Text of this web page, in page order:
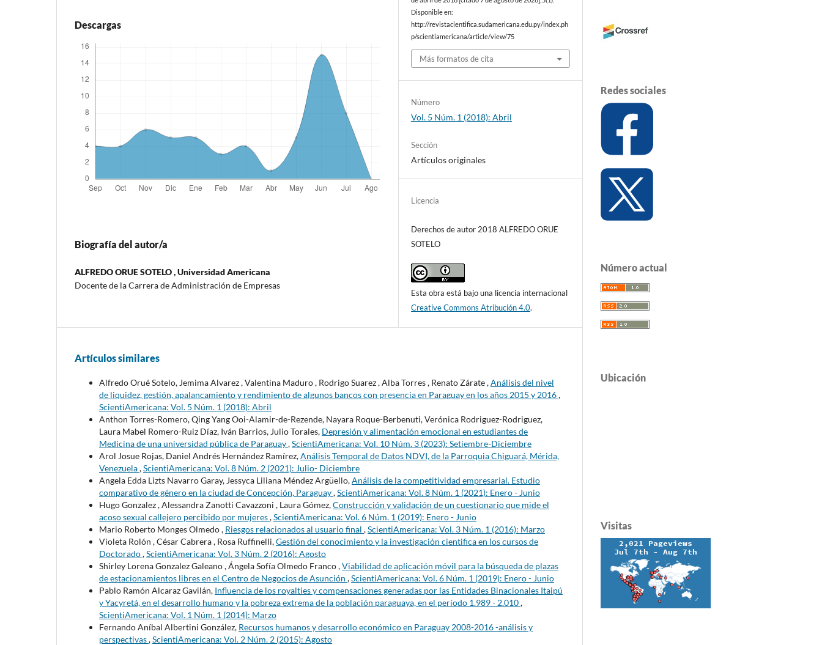
Descargas
Biografía del autor/a
ALFREDO ORUE SOTELO ,Universidad Americana
Docente de la Carrera de Administración de Empresas
Disponible en:
http://revistacientifica.sudamericana.edu.py/index.ph
p/scientiamericana/article/view/75
Más formatos de cita
Número
Vol. 5 Núm. 1 (2018): Abril
Sección
Artículos originales
Licencia
Derechos de autor 2018 ALFREDO ORUE
SOTELO
Esta obra está bajo una licencia internacional
Creative Commons Atribución 4.0.
Artículos similares
Alfredo Orué Sotelo, Jemima Alvarez , Valentina Maduro , Rodrigo Suarez , Alba Torres , Renato Zárate ,Análisis del nivel
de liquidez, gestión, apalancamiento y rendimiento de algunos bancos con presencia en Paraguay en los años 2015 y 2016,
ScientiAmericana: Vol. 5 Núm. 1 (2018): Abril
Anthon Torres-Romero, Qing Yang Ooi-Alamir-de-Rezende, Nayara Roque-Berbenuti, Verónica Rodriguez-Rodriguez,
Laura Mabel Romero-Ruiz Díaz, Iván Barrios, Julio Torales, Depresión y alimentación emocional en estudiantes de
Medicina de una universidad pública de Paraguay,ScientiAmericana: Vol. 10 Núm. 3 (2023): Setiembre-Diciembre
Arol Josue Rojas, Daniel Andrés Hernández Ramírez,Análisis Temporal de Datos NDVI, de la Parroquia Chiguará, Mérida,
Venezuela,ScientiAmericana: Vol. 8 Núm. 2 (2021): Julio- Diciembre
Angela Edda Lizts Navarro Garay, Jessyca Liliana Méndez Argüello,Análisis de la competitividad empresarial. Estudio
comparativo de género en la ciudad de Concepción, Paraguay,ScientiAmericana: Vol. 8 Núm. 1 (2021): Enero - Junio
Hugo Gonzalez , Alessandra Zanotti Cavazzoni , Laura Gómez,Construcción y validación de un cuestionario que mide el
acoso sexual callejero percibido por mujeres,ScientiAmericana: Vol. 6 Núm. 1 (2019): Enero - Junio
Mario Roberto Monges Olmedo , Riesgos relacionados al usuario final ,ScientiAmericana: Vol. 3 Núm. 1 (2016): Marzo
Violeta Rolón , César Cabrera , Rosa Ruffinelli,Gestión del conocimiento y la investigación cientifica en los cursos de
Doctorado,ScientiAmericana: Vol. 3 Núm. 2 (2016): Agosto
Shirley Lorena Gonzalez Galeano , Ángela Sofía Olmedo Franco ,Viabilidad de aplicación móvil para la búsqueda de plazas
de estacionamientos libres en el Centro de Negocios de Asunción ,ScientiAmericana: Vol. 6 Núm. 1 (2019): Enero - Junio
Pablo Ramón Alcaraz Gavilán, Influencia de los royalties y compensaciones generadas por las Entidades Binacionales Itaipú
y Yacyretá, en el desarrollo humano y la pobreza extrema de la población paraguaya, en el período 1.989 - 2.010,
ScientiAmericana: Vol. 1 Núm. 1 (2014): Marzo
Fernando Aníbal Albertini González, Recursos humanos y desarrollo económico en Paraguay 2008-2016 -análisis y
perspectivas,ScientiAmericana: Vol. 2 Núm. 2 (2015): Agosto
Redes sociales
Número actual
Ubicación
Visitas